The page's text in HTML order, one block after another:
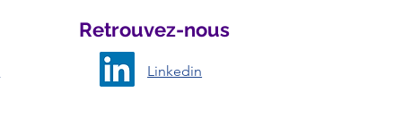
Retrouvez-nous
Linkedin